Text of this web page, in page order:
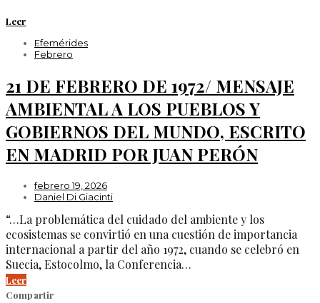
Leer
Efemérides
Febrero
21 DE FEBRERO DE 1972/ MENSAJE
AMBIENTAL A LOS PUEBLOS Y
GOBIERNOS DEL MUNDO, ESCRITO
EN MADRID POR JUAN PERÓN
febrero 19, 2026
Daniel Di Giacinti
“…La problemática del cuidado del ambiente y los
ecosistemas se convirtió en una cuestión de importancia
internacional a partir del año 1972, cuando se celebró en
Suecia, Estocolmo, la Conferencia…
Leer
Compartir